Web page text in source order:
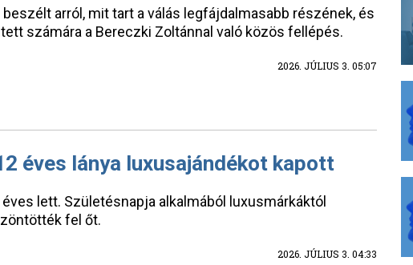
arról, mit tart a válás legfájdalmasabb részének, és
számára a Bereczki Zoltánnal való közös fellépés.
2026. JÚLIUS 3. 05:07
éves lánya luxusajándékot kapott
lett. Születésnapja alkalmából luxusmárkáktól
fel őt.
2026. JÚLIUS 3. 04:33